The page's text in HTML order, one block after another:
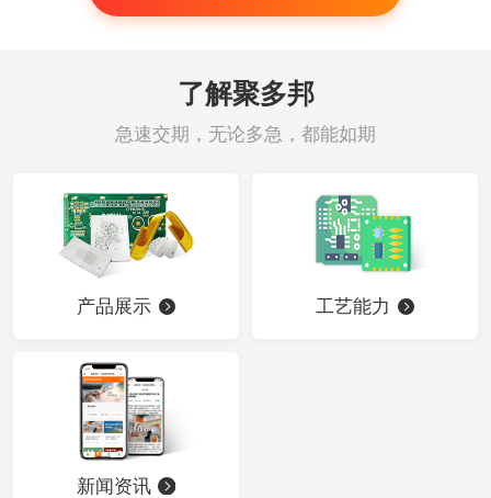
了解聚多邦
急速交期，无论多急，都能如期
产品展示 工艺能力
新闻资讯